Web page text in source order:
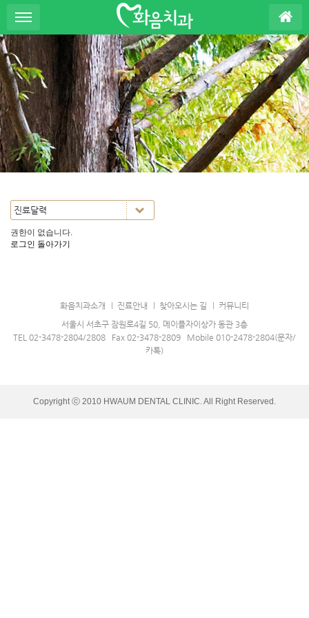
S
u
b
P
o
m
o
t
i
권한이 없습니다.
로그인 돌아가기
화음치과소개 진료안내 찾아오시는 길
커뮤니티
서울시 서초구 잠원로4길 50, 메이플자이상가 동관 3층
TEL 02-3478-2804/2808 Fax 02-3478-2809 Mobile 010-2478-2804(문자/
카톡)
Copyright ⓒ 2010 HWAUM DENTAL CLINIC. All Right Reserved.